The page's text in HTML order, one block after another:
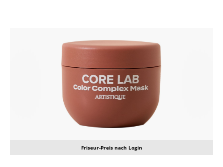
Friseur-Preis nach Login